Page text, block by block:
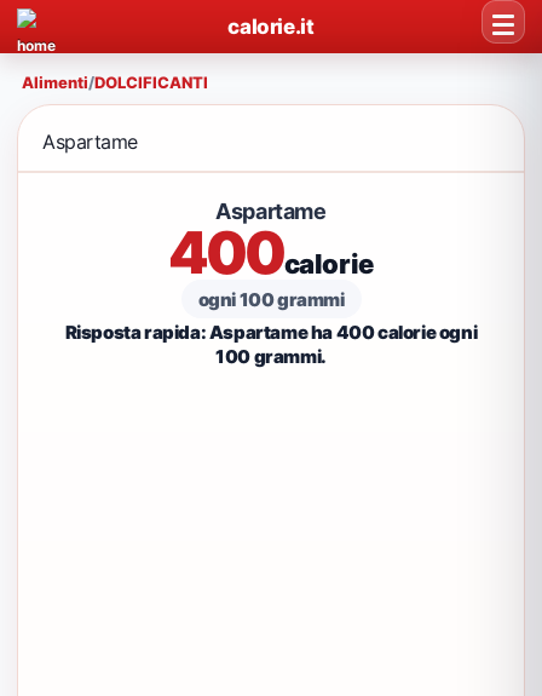
calorie.it
Alimenti/DOLCIFICANTI
Aspartame
Aspartame
400calorie
ogni 100 grammi
Risposta rapida: Aspartame ha 400 calorie ogni
100 grammi.